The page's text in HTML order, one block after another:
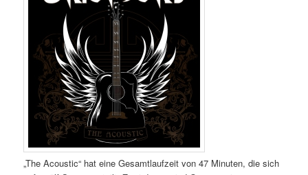
„The Acoustic“ hat eine Gesamtlaufzeit von 47 Minuten, die sich